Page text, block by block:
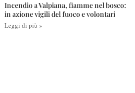
Incendio a Valpiana, fiamme nel bosco:
in azione vigili del fuoco e volontari
Leggi di più »